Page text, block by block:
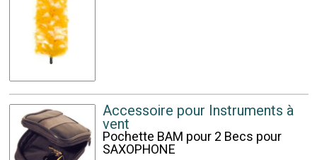
Accessoire pour Instruments à
vent
Pochette BAM pour 2 Becs pour
SAXOPHONE